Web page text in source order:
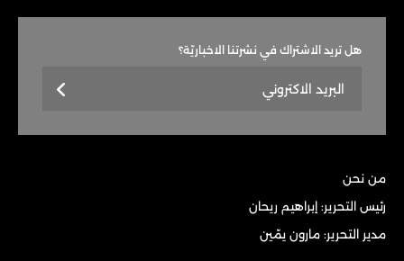
هل تريد الاشتراك في نشرتنا الاخباريّة؟
من نحن
رئيس التحرير: إبراهيم ريحان
مدير التحرير: مارون يمّين